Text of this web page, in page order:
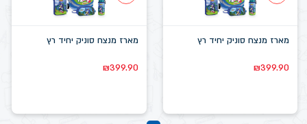
מארז מנצח סוניק יחיד רץ
₪399.90
מארז מנצח סוניק יחיד רץ
₪399.90